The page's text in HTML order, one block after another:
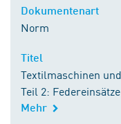
Norm
Textilmaschinen
Teil 2:
Mehr